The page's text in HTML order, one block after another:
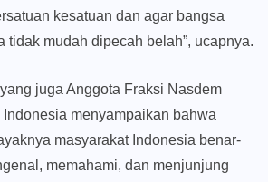
kesatuan dan agar bangsa
tidak mudah dipecah belah”, ucapnya.
juga Anggota Fraksi Nasdem
Indonesia menyampaikan bahwa
masyarakat Indonesia benar-
memahami, dan menjunjung